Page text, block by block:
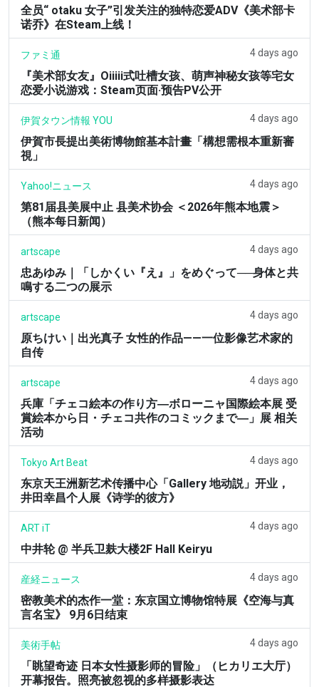
全员“ otaku 女子”引发关注的独特恋爱ADV《美术部卡
诺乔》在Steam上线！
ファミ通 4 days ago
『美术部女友』Oiiiii式吐槽女孩、萌声神秘女孩等宅女
恋爱小说游戏：Steam页面·预告PV公开
伊賀タウン情報 YOU 4 days ago
伊賀市長提出美術博物館基本計畫「構想需根本重新審
視」
Yahoo!ニュース 4 days ago
第81届县美展中止 县美术协会 ＜2026年熊本地震＞
（熊本每日新闻）
artscape 4 days ago
忠あゆみ｜「しかくい『え』」をめぐって──身体と共
鳴する二つの展示
artscape 4 days ago
原ちけい｜出光真子 女性的作品——一位影像艺术家的
自传
artscape 4 days ago
兵庫「チェコ絵本の作り方―ボローニャ国際絵本展 受
賞絵本から日・チェコ共作のコミックまで―」展 相关
活动
Tokyo Art Beat 4 days ago
东京天王洲新艺术传播中心「Gallery 地动説」开业，
井田幸昌个人展《诗学的彼方》
ART iT 4 days ago
中井轮 @ 半兵卫麸大楼2F Hall Keiryu
産経ニュース 4 days ago
密教美术的杰作一堂：东京国立博物馆特展《空海与真
言名宝》 9月6日结束
美術手帖 4 days ago
「眺望奇迹 日本女性摄影师的冒险」（ヒカリエ大厅）
开幕报告。照亮被忽视的多样摄影表达